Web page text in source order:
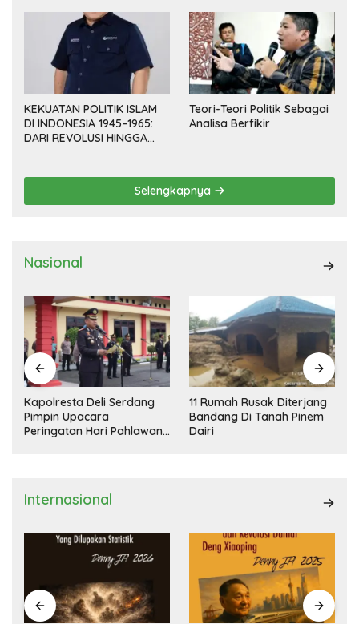
KEKUATAN POLITIK ISLAM
DI INDONESIA 1945–1965:
DARI REVOLUSI HINGGA
Teori-Teori Politik Sebagai
Analisa Berfikir
Selengkapnya
Nasional
Kapolresta Deli Serdang
Pimpin Upacara
Peringatan Hari Pahlawan
11 Rumah Rusak Diterjang
Bandang Di Tanah Pinem
Dairi
Internasional